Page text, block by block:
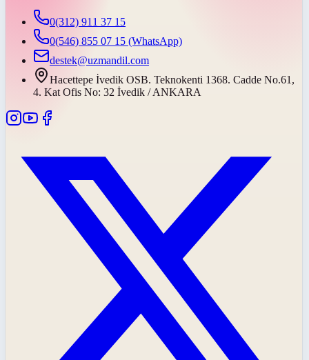
0(312) 911 37 15
0(546) 855 07 15 (WhatsApp)
destek@uzmandil.com
Hacettepe İvedik OSB. Teknokenti 1368. Cadde No.61,
4. Kat Ofis No: 32 İvedik / ANKARA